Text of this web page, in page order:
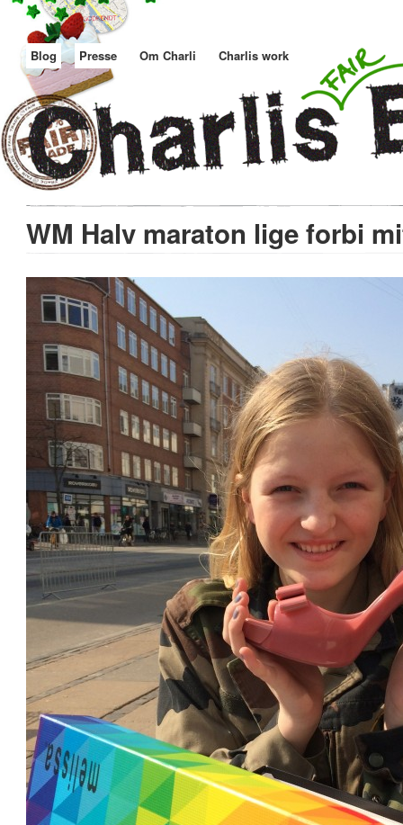
Blog Presse Om Charli Charlis work
WM Halv maraton lige forbi